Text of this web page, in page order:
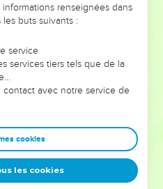
?
moins les doutes, les erreurs
traversés, alors même que ce
ont façonnés.
entrepreneurs, et responsables
sagesse afin que leurs erreurs
vous guidiez un ministère, une
leur expérience est faite
vous.
renseignées dans
buts suivants :
service
services tiers tels que de la
avec notre service de
cookies
les cookies